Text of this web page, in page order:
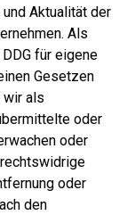
Aktualität der
Als
für eigene
Gesetzen
wir als
oder
oder
oder
den